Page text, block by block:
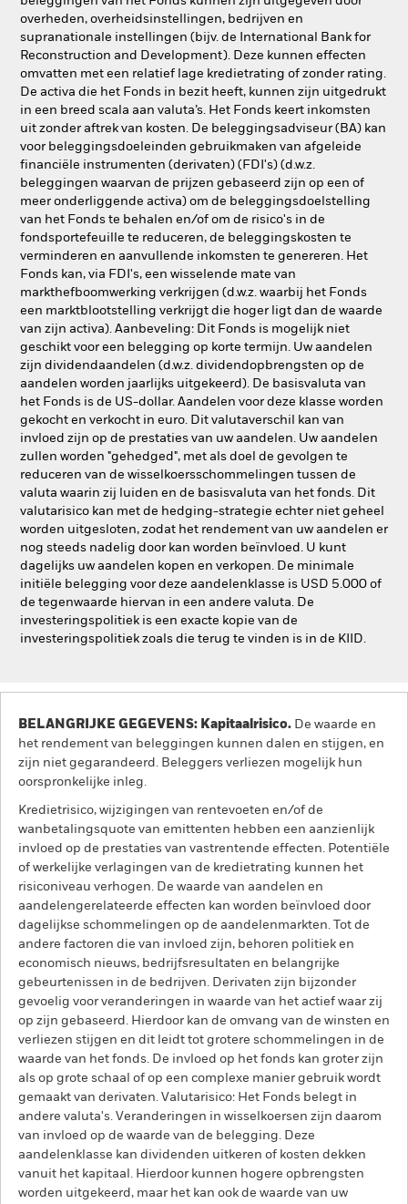
overheden, overheidsinstellingen, bedrijven en
supranationale instellingen (bijv. de International Bank for
Reconstruction and Development). Deze kunnen effecten
omvatten met een relatief lage kredietrating of zonder rating.
De activa die het Fonds in bezit heeft, kunnen zijn uitgedrukt
in een breed scala aan valuta’s. Het Fonds keert inkomsten
uit zonder aftrek van kosten. De beleggingsadviseur (BA) kan
voor beleggingsdoeleinden gebruikmaken van afgeleide
financiële instrumenten (derivaten) (FDI's) (d.w.z.
beleggingen waarvan de prijzen gebaseerd zijn op een of
meer onderliggende activa) om de beleggingsdoelstelling
van het Fonds te behalen en/of om de risico's in de
fondsportefeuille te reduceren, de beleggingskosten te
verminderen en aanvullende inkomsten te genereren. Het
Fonds kan, via FDI's, een wisselende mate van
markthefboomwerking verkrijgen (d.w.z. waarbij het Fonds
een marktblootstelling verkrijgt die hoger ligt dan de waarde
van zijn activa). Aanbeveling: Dit Fonds is mogelijk niet
geschikt voor een belegging op korte termijn. Uw aandelen
zijn dividendaandelen (d.w.z. dividendopbrengsten op de
aandelen worden jaarlijks uitgekeerd). De basisvaluta van
het Fonds is de US-dollar. Aandelen voor deze klasse worden
gekocht en verkocht in euro. Dit valutaverschil kan van
invloed zijn op de prestaties van uw aandelen. Uw aandelen
zullen worden "gehedged", met als doel de gevolgen te
reduceren van de wisselkoersschommelingen tussen de
valuta waarin zij luiden en de basisvaluta van het fonds. Dit
valutarisico kan met de hedging-strategie echter niet geheel
worden uitgesloten, zodat het rendement van uw aandelen er
nog steeds nadelig door kan worden beïnvloed. U kunt
dagelijks uw aandelen kopen en verkopen. De minimale
initiële belegging voor deze aandelenklasse is USD 5.000 of
de tegenwaarde hiervan in een andere valuta. De
investeringspolitiek is een exacte kopie van de
investeringspolitiek zoals die terug te vinden is in de KIID.
BELANGRIJKE GEGEVENS: Kapitaalrisico. De waarde en
het rendement van beleggingen kunnen dalen en stijgen, en
zijn niet gegarandeerd. Beleggers verliezen mogelijk hun
oorspronkelijke inleg.
Kredietrisico, wijzigingen van rentevoeten en/of de
wanbetalingsquote van emittenten hebben een aanzienlijk
invloed op de prestaties van vastrentende effecten. Potentiële
of werkelijke verlagingen van de kredietrating kunnen het
risiconiveau verhogen. De waarde van aandelen en
aandelengerelateerde effecten kan worden beïnvloed door
dagelijkse schommelingen op de aandelenmarkten. Tot de
andere factoren die van invloed zijn, behoren politiek en
economisch nieuws, bedrijfsresultaten en belangrijke
gebeurtenissen in de bedrijven. Derivaten zijn bijzonder
gevoelig voor veranderingen in waarde van het actief waar zij
op zijn gebaseerd. Hierdoor kan de omvang van de winsten en
verliezen stijgen en dit leidt tot grotere schommelingen in de
waarde van het fonds. De invloed op het fonds kan groter zijn
als op grote schaal of op een complexe manier gebruik wordt
gemaakt van derivaten. Valutarisico: Het Fonds belegt in
andere valuta's. Veranderingen in wisselkoersen zijn daarom
van invloed op de waarde van de belegging. Deze
aandelenklasse kan dividenden uitkeren of kosten dekken
vanuit het kapitaal. Hierdoor kunnen hogere opbrengsten
worden uitgekeerd, maar het kan ook de waarde van uw